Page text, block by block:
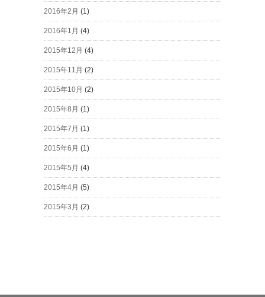
2016年2月 (1)
2016年1月 (4)
2015年12月 (4)
2015年11月 (2)
2015年10月 (2)
2015年8月 (1)
2015年7月 (1)
2015年6月 (1)
2015年5月 (4)
2015年4月 (5)
2015年3月 (2)